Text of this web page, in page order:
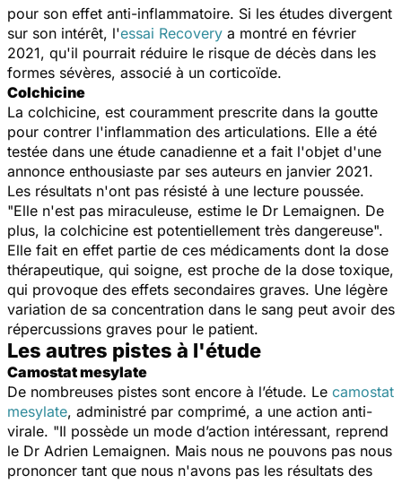
pour son effet anti-inflammatoire. Si les études divergent
sur son intérêt, l'essai Recovery a montré en février
2021, qu'il pourrait réduire le risque de décès dans les
formes sévères, associé à un corticoïde.
Colchicine
La colchicine, est couramment prescrite dans la goutte
pour contrer l'inflammation des articulations. Elle a été
testée dans une étude canadienne et a fait l'objet d'une
annonce enthousiaste par ses auteurs en janvier 2021.
Les résultats n'ont pas résisté à une lecture poussée.
"Elle n'est pas miraculeuse, estime le Dr Lemaignen. De
plus, la colchicine est potentiellement très dangereuse".
Elle fait en effet partie de ces médicaments dont la dose
thérapeutique, qui soigne, est proche de la dose toxique,
qui provoque des effets secondaires graves. Une légère
variation de sa concentration dans le sang peut avoir des
répercussions graves pour le patient.
Les autres pistes à l'étude
Camostat mesylate
De nombreuses pistes sont encore à l’étude. Le camostat
mesylate, administré par comprimé, a une action anti-
virale. "Il possède un mode d’action intéressant, reprend
le Dr Adrien Lemaignen. Mais nous ne pouvons pas nous
prononcer tant que nous n'avons pas les résultats des